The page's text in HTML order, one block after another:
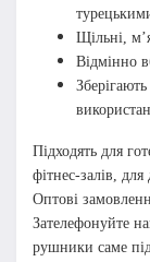
Щільні,
Відмінно
Підходять для
фітнес-залів,
Оптові
Зателефонуйте
рушники саме